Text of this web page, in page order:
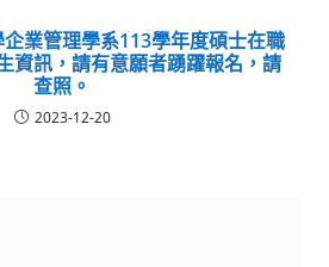
業管理學系113學年度碩士在職
資訊，請有意願者踴躍報名，請
查照。
2023-12-20